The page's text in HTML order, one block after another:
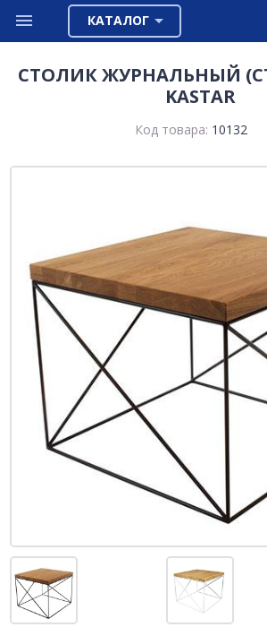
КАТАЛОГ
СТОЛИК ЖУРНАЛЬНЫЙ
KASTAR
Код товара: 10132